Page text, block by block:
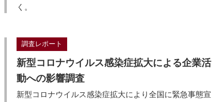
く。
調査レポート
新型コロナウイルス感染症拡大による企業活
動への影響調査
新型コロナウイルス感染症拡大により全国に緊急事態宣